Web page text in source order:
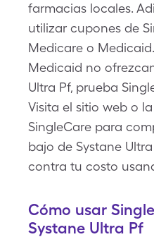
farmacias locales.
utilizar cupones de
Medicare o
Medicaid no
Ultra Pf, prueba
Visita el sitio web o
SingleCare para
bajo de Systane
contra tu costo
Cómo usar
Systane Ultra Pf